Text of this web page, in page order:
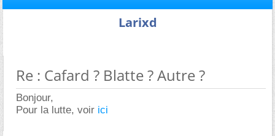
Larixd
Re : Cafard ? Blatte ? Autre ?
Bonjour,
Pour la lutte, voir ici